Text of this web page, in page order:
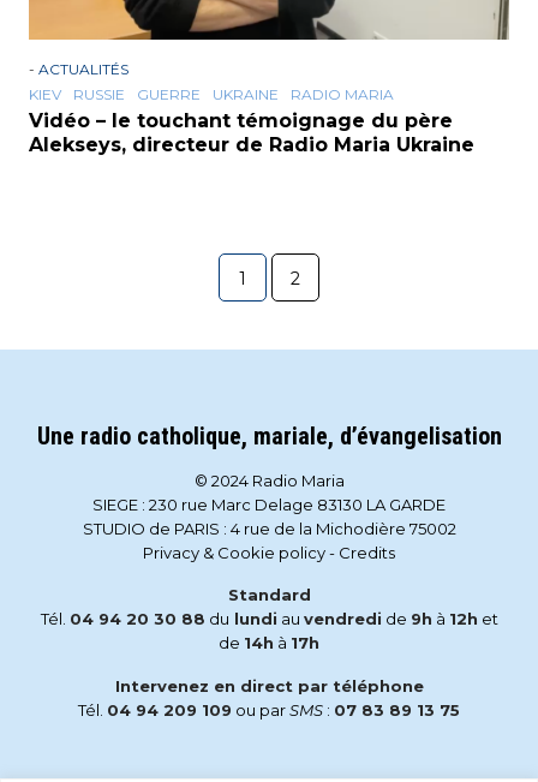
- ACTUALITÉS
KIEV
RUSSIE GUERRE UKRAINE RADIO MARIA
Vidéo – le touchant témoignage du père
Alekseys, directeur de Radio Maria Ukraine
1 2
Une radio catholique, mariale, d’évangelisation
© 2024 Radio Maria
SIEGE : 230 rue Marc Delage 83130 LA GARDE
STUDIO de PARIS : 4 rue de la Michodière 75002
Privacy & Cookie policy- Credits
Standard
Tél. 04 94 20 30 88 du lundi au vendredi de 9h à 12h et
de 14h à 17h
Intervenez en direct par téléphone
Tél. 04 94 209 109 ou parSMS : 07 83 89 13 75